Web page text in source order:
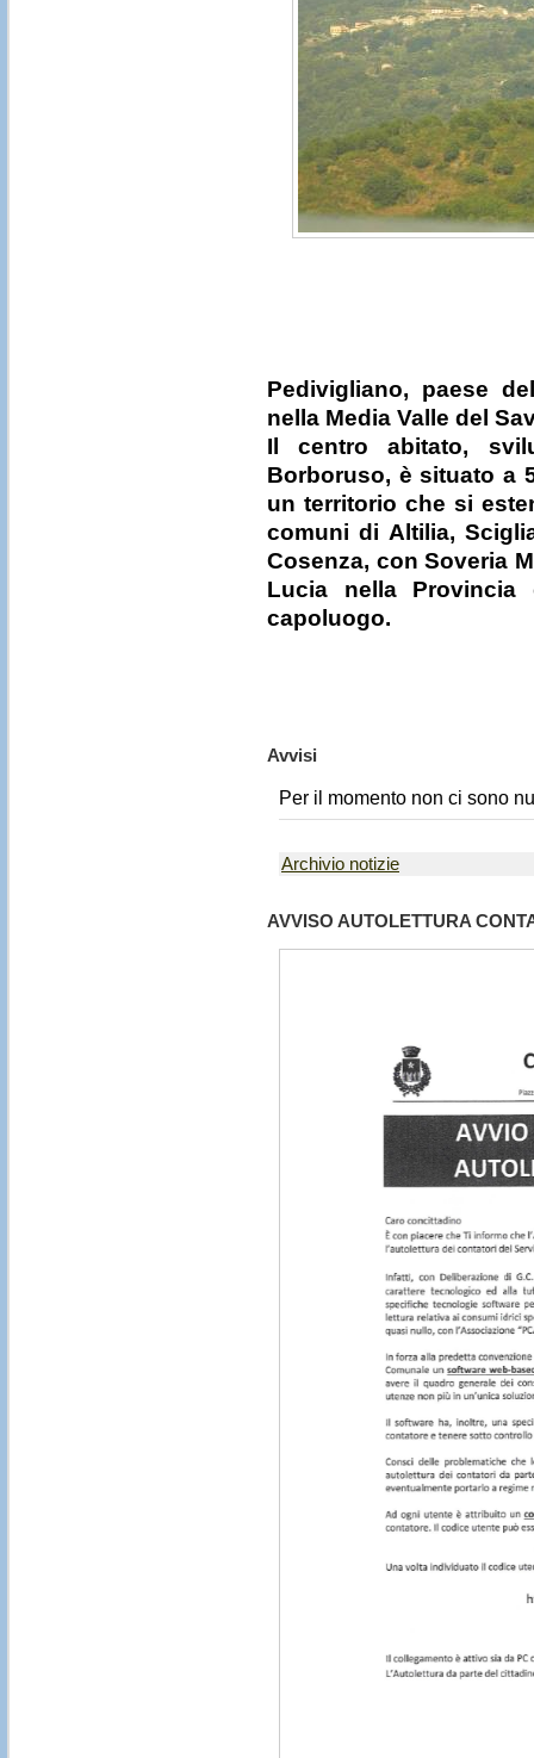
Pedivigliano, paese
nella Media Valle del
Il centro abitato,
Borboruso, è situato a
un territorio che si
comuni di Altilia,
Cosenza, con Soveria
Lucia nella
capoluogo.
Avvisi
Per il momento non ci sono
Archivio notizie
AVVISO AUTOLETTURA